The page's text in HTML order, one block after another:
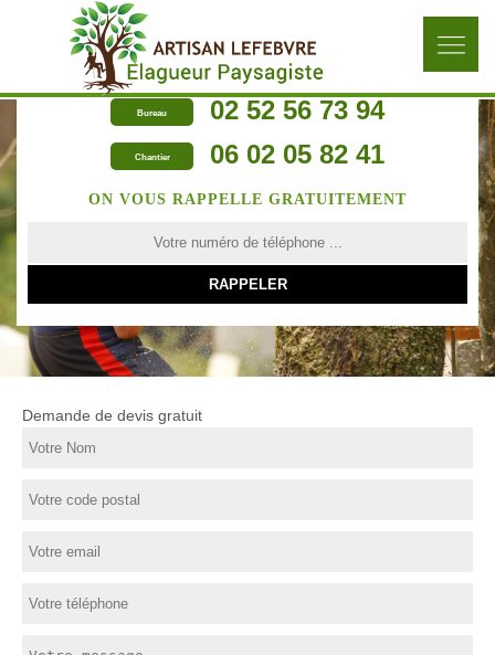
Bureau 02 52 56 73 94
Chantier 06 02 05 82 41
ON VOUS RAPPELLE GRATUITEMENT
Demande de devis gratuit